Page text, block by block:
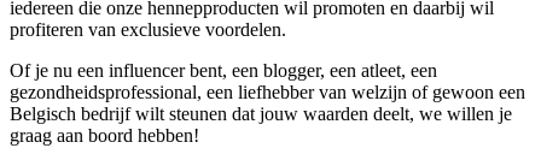
iedereen die onze hennepproducten wil promoten en daarbij wil
profiteren van exclusieve voordelen.
Of je nu een influencer bent, een blogger, een atleet, een
gezondheidsprofessional, een liefhebber van welzijn of gewoon een
Belgisch bedrijf wilt steunen dat jouw waarden deelt, we willen je
graag aan boord hebben!